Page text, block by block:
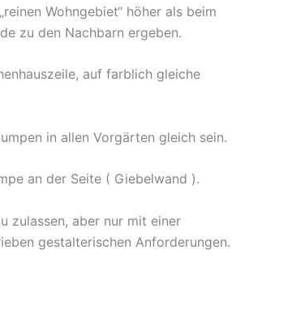
Wohngebiet“ höher als beim
zu den Nachbarn ergeben.
auf farblich gleiche
in allen Vorgärten gleich sein.
an der Seite ( Giebelwand ).
zulassen, aber nur mit einer
gestalterischen Anforderungen.